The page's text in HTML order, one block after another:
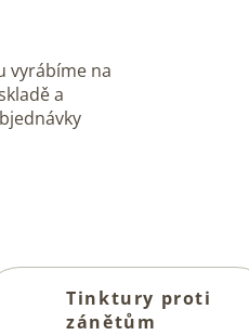
vyrábíme na
a
Tinktury proti
zánětům